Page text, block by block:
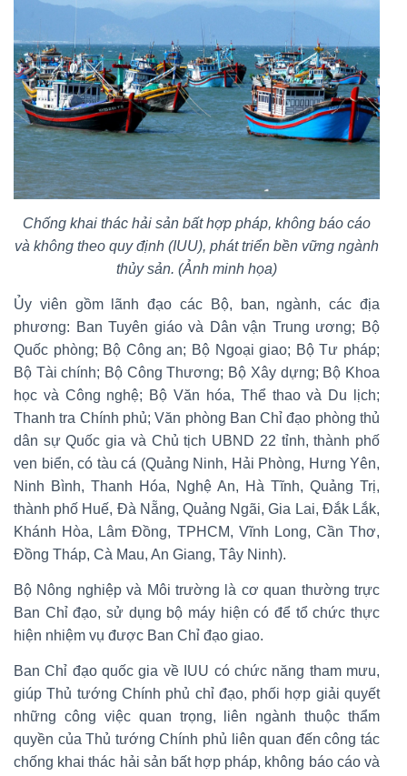
Chống khai thác hải sản bất hợp pháp, không báo cáo
và không theo quy định (IUU), phát triển bền vững ngành
thủy sản. (Ảnh minh họa)
Ủy viên gồm lãnh đạo các Bộ, ban, ngành, các địa
phương: Ban Tuyên giáo và Dân vận Trung ương; Bộ
Quốc phòng; Bộ Công an; Bộ Ngoại giao; Bộ Tư pháp;
Bộ Tài chính; Bộ Công Thương; Bộ Xây dựng; Bộ Khoa
học và Công nghệ; Bộ Văn hóa, Thể thao và Du lịch;
Thanh tra Chính phủ; Văn phòng Ban Chỉ đạo phòng thủ
dân sự Quốc gia và Chủ tịch UBND 22 tỉnh, thành phố
ven biển, có tàu cá (Quảng Ninh, Hải Phòng, Hưng Yên,
Ninh Bình, Thanh Hóa, Nghệ An, Hà Tĩnh, Quảng Trị,
thành phố Huế, Đà Nẵng, Quảng Ngãi, Gia Lai, Đắk Lắk,
Khánh Hòa, Lâm Đồng, TPHCM, Vĩnh Long, Cần Thơ,
Đồng Tháp, Cà Mau, An Giang, Tây Ninh).
Bộ Nông nghiệp và Môi trường là cơ quan thường trực
Ban Chỉ đạo, sử dụng bộ máy hiện có để tổ chức thực
hiện nhiệm vụ được Ban Chỉ đạo giao.
Ban Chỉ đạo quốc gia về IUU có chức năng tham mưu,
giúp Thủ tướng Chính phủ chỉ đạo, phối hợp giải quyết
những công việc quan trọng, liên ngành thuộc thẩm
quyền của Thủ tướng Chính phủ liên quan đến công tác
chống khai thác hải sản bất hợp pháp, không báo cáo và